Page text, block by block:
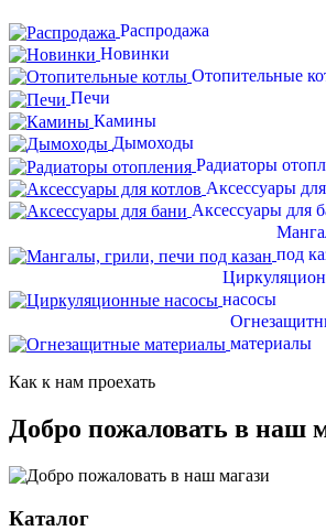
Распродажа
Новинки
Отопительные
Печи
Камины
Дымоходы
Радиаторы
Аксессуары
Аксессуары для
под
насосы
материалы
Как к нам проехать
Добро пожаловать в наш
Каталог